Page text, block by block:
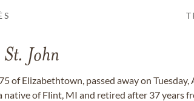
John
of Elizabethtown, passed away on
native of Flint, MI and retired after 37 years